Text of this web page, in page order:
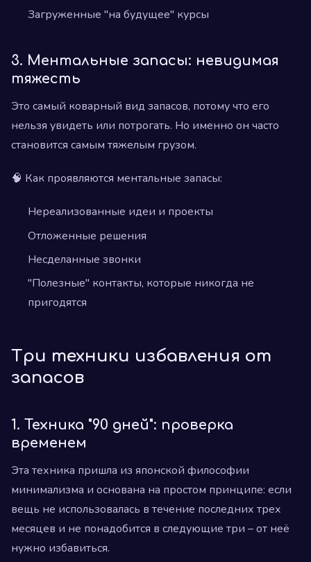
Загруженные "на будущее" курсы
3. Ментальные запасы: невидимая
тяжесть
Это самый коварный вид запасов, потому что его
нельзя увидеть или потрогать. Но именно он часто
становится самым тяжелым грузом.
🧠 Как проявляются ментальные запасы:
Нереализованные идеи и проекты
Отложенные решения
Несделанные звонки
"Полезные" контакты, которые никогда не
пригодятся
Три техники избавления от
запасов
1. Техника "90 дней": проверка
временем
Эта техника пришла из японской философии
минимализма и основана на простом принципе: если
вещь не использовалась в течение последних трех
месяцев и не понадобится в следующие три – от неё
нужно избавиться.